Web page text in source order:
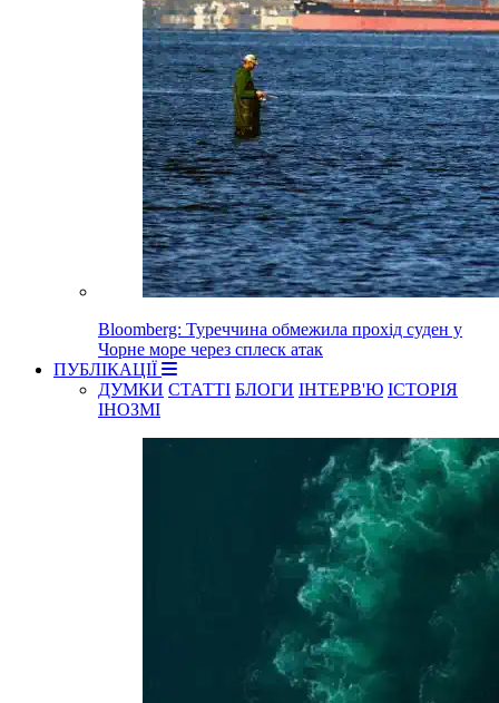
Bloomberg: Туреччина обмежила прохід суден у
Чорне море через сплеск атак
ПУБЛІКАЦІЇ
ДУМКИ СТАТТІ БЛОГИ ІНТЕРВ'Ю ІСТОРІЯ
ІНОЗМІ